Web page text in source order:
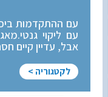
עם ההתקדמות
עם ליקוי
אבל, עדיין קיים
לקטגוריה >